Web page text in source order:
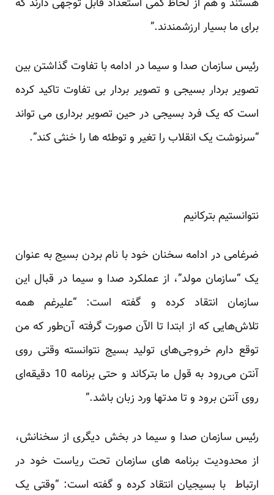
هستند و هم از لحاظ کمی استعداد قابل توجهی دارند که
برای ما بسیار ارزشمندند.”
رئیس سازمان صدا و سیما در ادامه با تفاوت گذاشتن بین
تصویر بردار بسیجی و تصویر بردار بی تفاوت تاکید کرده
است که یک فرد بسیجی در حین تصویر برداری می تواند
“سرنوشت یک انقلاب را تغیر و توطئه ها را خنثی کند”.
نتوانستیم بترکانیم
ضرغامی در ادامه سخنان خود با نام بردن بسیج به عنوان
یک “سازمان مولد”، از عملکرد صدا و سیما در قبال این
سازمان انتقاد کرده و گفته است: “علیرغم همه
تلاش‌هایی که از ابتدا تا الآن صورت گرفته آن‌طور که من
توقع دارم خروجی‌های تولید بسیج نتوانسته وقتی روی
آنتن می‌رود به قول ما بترکاند و حتی برنامه 10 دقیقه‌ای
روی آنتن برود و تا مدتها ورد زبان باشد.”
رئیس سازمان صدا و سیما در بخش دیگری از سخنانش،
از محدودیت برنامه های سازمان تحت ریاست خود در
ارتباط با بسیجیان انتقاد کرده و گفته است: “وقتی یک